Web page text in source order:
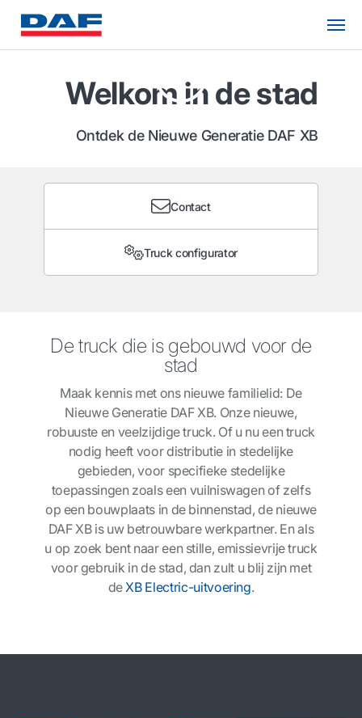
Welkom in de stad
Ontdek de Nieuwe Generatie DAF XB
Contact
Truck configurator
De truck die is gebouwd voor de
stad
Maak kennis met ons nieuwe familielid: De
Nieuwe Generatie DAF XB. Onze nieuwe,
robuuste en veelzijdige truck. Of u nu een truck
nodig heeft voor distributie in stedelijke
gebieden, voor specifieke stedelijke
toepassingen zoals een vuilniswagen of zelfs
op een bouwplaats in de binnenstad, de nieuwe
DAF XB is uw betrouwbare werkpartner. En als
u op zoek bent naar een stille, emissievrije truck
voor gebruik in de stad, dan zult u blij zijn met
deXB Electric-uitvoering.